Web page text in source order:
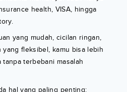
health, VISA, hingga
yang mudah, cicilan ringan,
yang fleksibel, kamu bisa lebih
terbebani masalah
hal yang paling penting: